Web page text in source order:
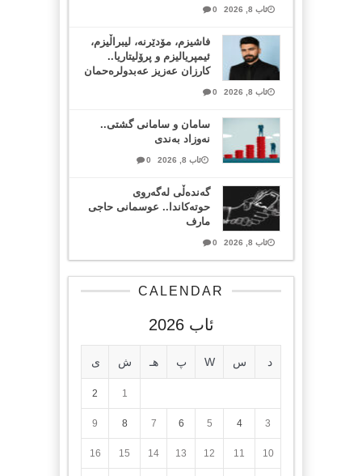
ئاب 8, 2026 0
فاشیزم، مۆدێرنە، لیبراڵیزم،
ئیمپریالیزم و پرۆلیتاریا..
کارزان عەزیز عەبدولرەحمان
ئاب 8, 2026 0
سامان و سامانی گشتی..
نەوزاد بەندی
ئاب 8, 2026 0
گەندەڵی لەگەروی
حوتەکاندا.. عوسمانی حاجی
مارف
ئاب 8, 2026 0
CALENDAR
ئاب 2026
د س W پ هـ ش ی
1
2
3
4
5
6
7
8
9
10
11
12
13
14
15
16